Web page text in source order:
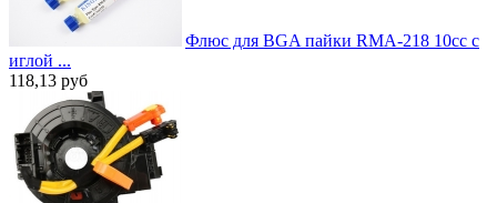
Флюс для BGA пайки RMA-218 10cc с
иглой ...
118,13 руб